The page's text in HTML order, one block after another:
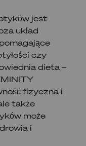
jest
układ
czy
dieta –
fizyczna i
także
może
i